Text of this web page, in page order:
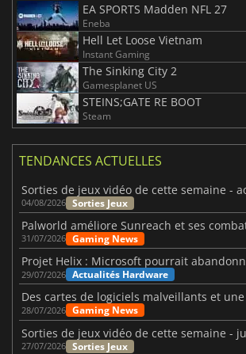
EA SPORTS Madden NFL 27
Eneba
Hell Let Loose Vietnam
Instant Gaming
The Sinking City 2
Gamesplanet US
STEINS;GATE RE BOOT
Steam
TENDANCES ACTUELLES
04/08/2026 Sorties Jeux
Palworld améliore Sunreach et ses
31/07/2026 Gaming News
Projet Helix : Microsoft pourrait
29/07/2026 Actualités Hardware
28/07/2026 Gaming News
27/07/2026 Sorties Jeux